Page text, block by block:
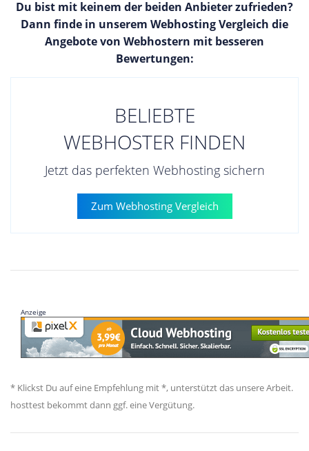
Du bist mit keinem der beiden Anbieter zufrieden?
Dann finde in unserem Webhosting Vergleich die
Angebote von Webhostern mit besseren
Bewertungen:
BELIEBTE
WEBHOSTER FINDEN
Jetzt das perfekten Webhosting sichern
Zum Webhosting Vergleich
Anzeige
* Klickst Du auf eine Empfehlung mit *, unterstützt das unsere Arbeit.
hosttest bekommt dann ggf. eine Vergütung.